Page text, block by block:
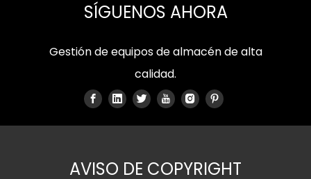
SÍGUENOS AHORA
Gestión de equipos de almacén de alta
calidad.
AVISO DE COPYRIGHT